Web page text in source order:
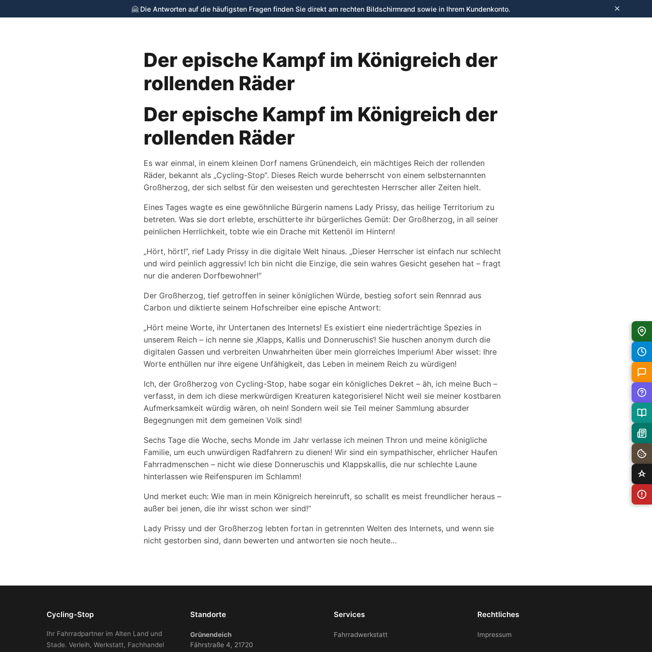
🤗 Die Antworten auf die häufigsten Fragen finden Sie direkt am rechten Bildschirmrand sowie in Ihrem Kundenkonto. ×
Der epische Kampf im Königreich der
rollenden Räder
Der epische Kampf im Königreich der
rollenden Räder
Es war einmal, in einem kleinen Dorf namens Grünendeich, ein mächtiges Reich der rollenden
Räder, bekannt als „Cycling-Stop“. Dieses Reich wurde beherrscht von einem selbsternannten
Großherzog, der sich selbst für den weisesten und gerechtesten Herrscher aller Zeiten hielt.
Eines Tages wagte es eine gewöhnliche Bürgerin namens Lady Prissy, das heilige Territorium zu
betreten. Was sie dort erlebte, erschütterte ihr bürgerliches Gemüt: Der Großherzog, in all seiner
peinlichen Herrlichkeit, tobte wie ein Drache mit Kettenöl im Hintern!
„Hört, hört!“, rief Lady Prissy in die digitale Welt hinaus. „Dieser Herrscher ist einfach nur schlecht
und wird peinlich aggressiv! Ich bin nicht die Einzige, die sein wahres Gesicht gesehen hat – fragt
nur die anderen Dorfbewohner!“
Der Großherzog, tief getroffen in seiner königlichen Würde, bestieg sofort sein Rennrad aus
Carbon und diktierte seinem Hofschreiber eine epische Antwort:
„Hört meine Worte, ihr Untertanen des Internets! Es existiert eine niederträchtige Spezies in
unserem Reich – ich nenne sie ‚Klapps, Kallis und Donneruschis‘! Sie huschen anonym durch die
digitalen Gassen und verbreiten Unwahrheiten über mein glorreiches Imperium! Aber wisset: Ihre
Worte enthüllen nur ihre eigene Unfähigkeit, das Leben in meinem Reich zu würdigen!
Ich, der Großherzog von Cycling-Stop, habe sogar ein königliches Dekret – äh, ich meine Buch –
verfasst, in dem ich diese merkwürdigen Kreaturen kategorisiere! Nicht weil sie meiner kostbaren
Aufmerksamkeit würdig wären, oh nein! Sondern weil sie Teil meiner Sammlung absurder
Begegnungen mit dem gemeinen Volk sind!
Sechs Tage die Woche, sechs Monde im Jahr verlasse ich meinen Thron und meine königliche
Familie, um euch unwürdigen Radfahrern zu dienen! Wir sind ein sympathischer, ehrlicher Haufen
Fahrradmenschen – nicht wie diese Donneruschis und Klappskallis, die nur schlechte Laune
hinterlassen wie Reifenspuren im Schlamm!
Und merket euch: Wie man in mein Königreich hereinruft, so schallt es meist freundlicher heraus –
außer bei jenen, die ihr wisst schon wer sind!“
Lady Prissy und der Großherzog lebten fortan in getrennten Welten des Internets, und wenn sie
nicht gestorben sind, dann bewerten und antworten sie noch heute…
Cycling-Stop
Ihr Fahrradpartner im Alten Land und
Stade. Verleih, Werkstatt, Fachhandel
Standorte
Grünendeich
Fährstraße 4, 21720
Services
Fahrradwerkstatt
Rechtliches
Impressum